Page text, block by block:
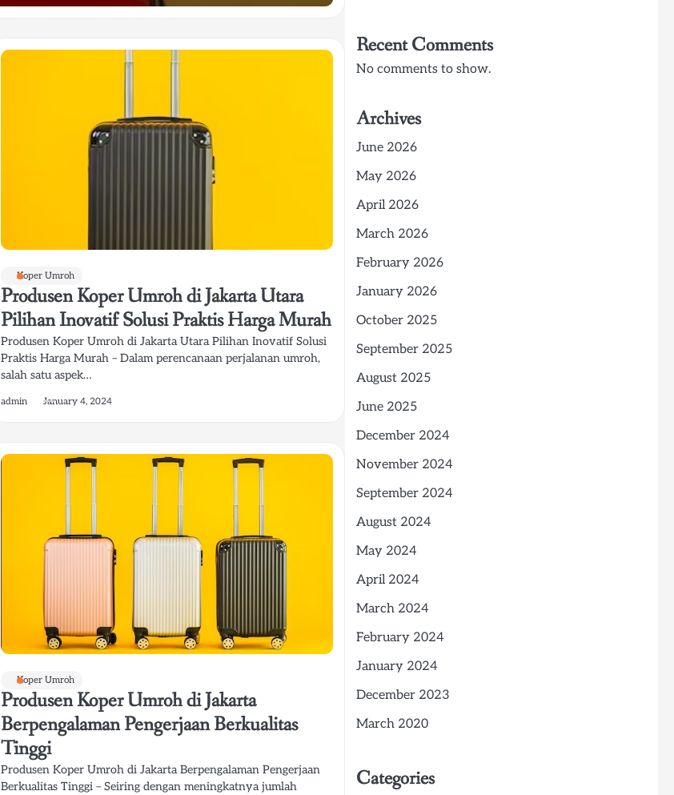
Koper Umroh
Produsen Koper Umroh di Jakarta Utara
Pilihan Inovatif Solusi Praktis Harga Murah
Produsen Koper Umroh di Jakarta Utara Pilihan Inovatif Solusi
Praktis Harga Murah – Dalam perencanaan perjalanan umroh,
salah satu aspek…
admin January 4, 2024
Koper Umroh
Produsen Koper Umroh di Jakarta
Berpengalaman Pengerjaan Berkualitas
Tinggi
Produsen Koper Umroh di Jakarta Berpengalaman Pengerjaan
Berkualitas Tinggi – Seiring dengan meningkatnya jumlah
Recent Comments
No comments to show.
Archives
June 2026
May 2026
April 2026
March 2026
February 2026
January 2026
October 2025
September 2025
August 2025
June 2025
December 2024
November 2024
September 2024
August 2024
May 2024
April 2024
March 2024
February 2024
January 2024
December 2023
March 2020
Categories